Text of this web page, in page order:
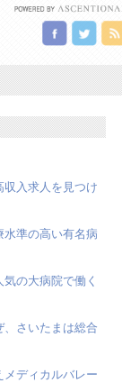
収入求人を見つけ
水準の高い有名病
の大病院で働く
、さいたまは総合
メディカルバレー